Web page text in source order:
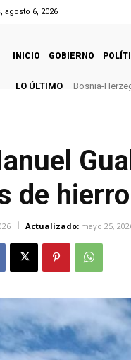
agosto 6, 2026
INICIO GOBIERNO
LO ÚLTIMO Bosnia-
de
Actualizado: mayo 25,